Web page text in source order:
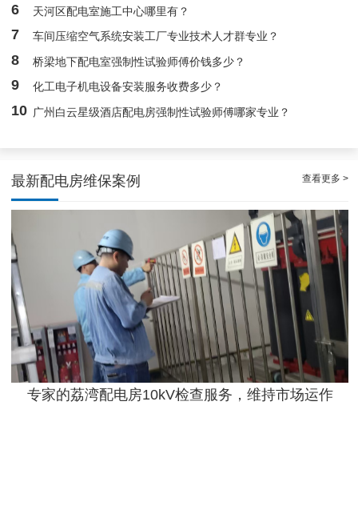
6 天河区配电室施工中心哪里有？
7 车间压缩空气系统安装工厂专业技术人才群专业？
8 桥梁地下配电室强制性试验师傅价钱多少？
9 化工电子机电设备安装服务收费多少？
10 广州白云星级酒店配电房强制性试验师傅哪家专业？
最新配电房维保案例 查看更多 >
专家的荔湾配电房10kV检查服务，维持市场运作